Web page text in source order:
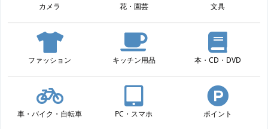
カメラ 花・園芸 文具
ファッション キッチン用品 本・CD・DVD
車・バイク・自転車 PC・スマホ ポイント